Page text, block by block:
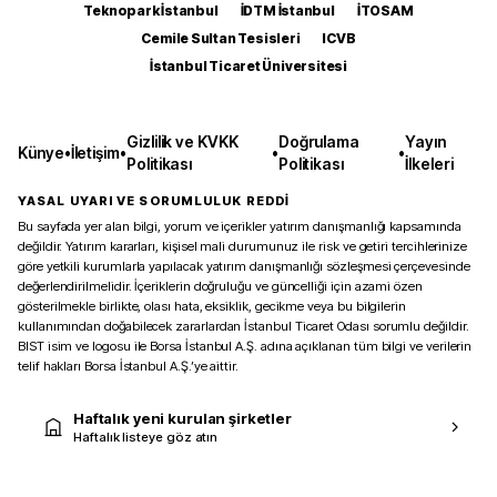
Teknopark İstanbul İDTM İstanbul
İTOSAM
Cemile Sultan Tesisleri
ICVB
İstanbul Ticaret Üniversitesi
Künye•İletişim•
Gizlilik ve KVKK
Politikası
•
Doğrulama
Politikası
•
Yayın
İlkeleri
YASAL UYARI VE SORUMLULUK REDDİ
Bu sayfada yer alan bilgi, yorum ve içerikler yatırım danışmanlığı kapsamında
değildir. Yatırım kararları, kişisel mali durumunuz ile risk ve getiri tercihlerinize
göre yetkili kurumlarla yapılacak yatırım danışmanlığı sözleşmesi çerçevesinde
değerlendirilmelidir. İçeriklerin doğruluğu ve güncelliği için azami özen
gösterilmekle birlikte, olası hata, eksiklik, gecikme veya bu bilgilerin
kullanımından doğabilecek zararlardan İstanbul Ticaret Odası sorumlu değildir.
BIST isim ve logosu ile Borsa İstanbul A.Ş. adına açıklanan tüm bilgi ve verilerin
telif hakları Borsa İstanbul A.Ş.’ye aittir.
Haftalık yeni kurulan şirketler
Haftalık listeye göz atın